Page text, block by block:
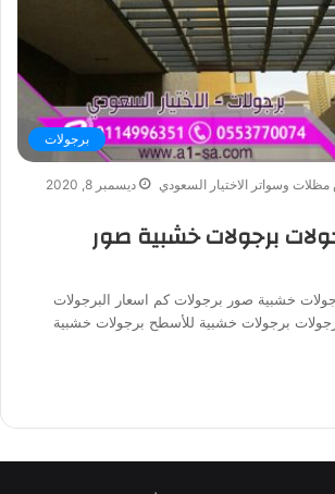
برجولات
وسواتر الاختيار السعودي
ديسمبر 8, 2020
برجولات خشبية صور
خشبية صور برجولات كم اسعار البرجولات
برجولات خشبية للأسطح برجولات خشبية